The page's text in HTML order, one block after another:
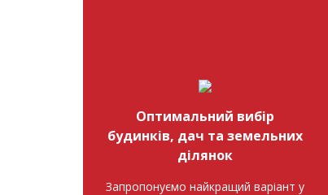
Оптимальний вибір
будинків, дач та земельних
ділянок
Запропонуємо найкращий варіант у